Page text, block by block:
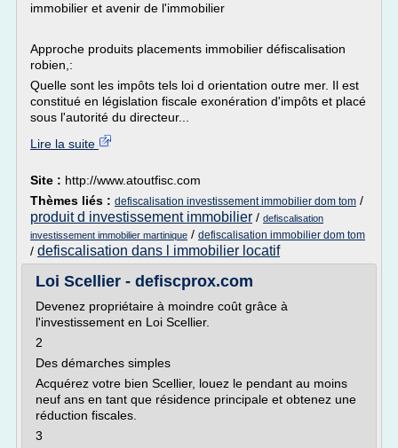
immobilier et avenir de l'immobilier
Approche produits placements immobilier défiscalisation
robien,:
Quelle sont les impôts tels loi d orientation outre mer. Il est
constitué en législation fiscale exonération d'impôts et placé
sous l'autorité du directeur...
Lire la suite
Site : http://www.atoutfisc.com
Thèmes liés : defiscalisation investissement immobilier dom tom /
produit d investissement immobilier / defiscalisation
investissement immobilier martinique / defiscalisation immobilier dom tom
/ defiscalisation dans l immobilier locatif
Loi Scellier - defiscprox.com
Devenez propriétaire à moindre coût grâce à
l'investissement en Loi Scellier.
2
Des démarches simples
Acquérez votre bien Scellier, louez le pendant au moins
neuf ans en tant que résidence principale et obtenez une
réduction fiscales.
3